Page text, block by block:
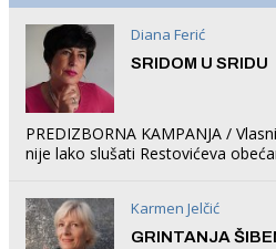
Diana Ferić
SRIDOM U SRIDU
PREDIZBORNA KAMPANJA /
nije lako slušati Restovićeva
Karmen Jelčić
GRINTANJA